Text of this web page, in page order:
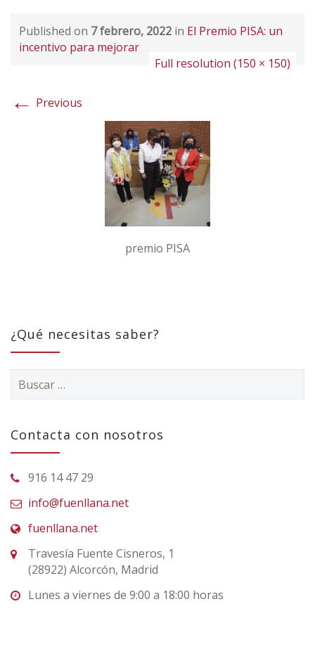
Published on 7 febrero, 2022 in El Premio PISA: un
incentivo para mejorar
Full resolution (150 × 150)
← Previous
premio PISA
¿Qué necesitas saber?
Contacta con nosotros
916 14 47 29
info@fuenllana.net
fuenllana.net
Travesía Fuente Cisneros, 1
(28922) Alcorcón, Madrid
Lunes a viernes de 9:00 a 18:00 horas